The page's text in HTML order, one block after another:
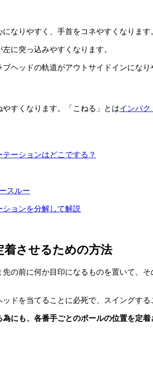
なりやすく、手首をコネやすくなりま
に突っ込みやすくなります。
ヘッドの軌道がアウトサイドインにな
すくなります。「こねる」とはインパク
ーションはどこでする？
ョンを分解して解説
着させるための方法
の前に何か目印になるものを置いて、
ドを当てることに必死で、スイングす
にも、各番手ごとのボールの位置を定着